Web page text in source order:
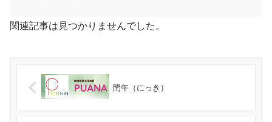
関連記事は見つかりませんでした。
閏年（にっき）